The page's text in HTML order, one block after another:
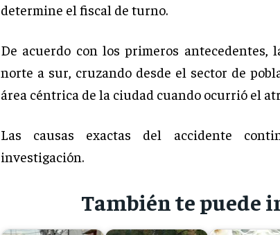
determine el fiscal de turno.
De acuerdo con los primeros antecedentes,
norte a sur, cruzando desde el sector de
área céntrica de la ciudad cuando ocurrió el
Las causas exactas del accidente
investigación.
También te puede